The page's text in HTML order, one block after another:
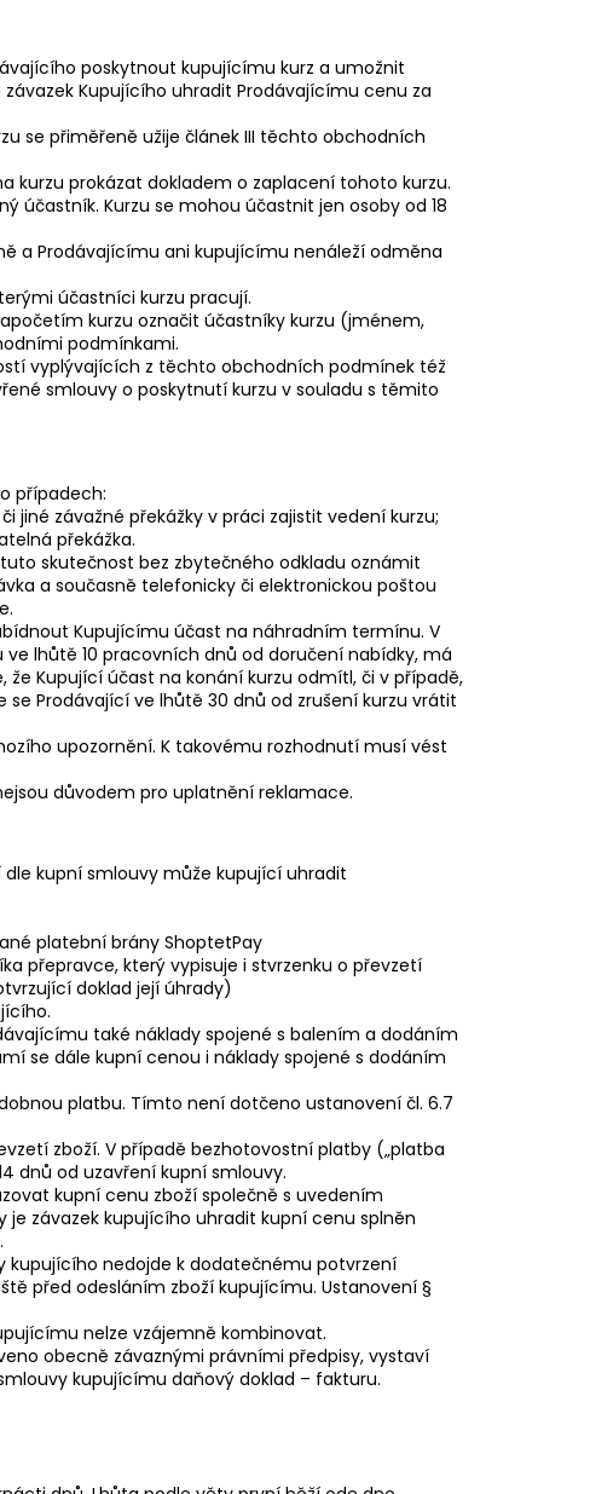
poskytnout kupujícímu kurz a umožnit
Kupujícího uhradit Prodávajícímu cenu za
se přiměřeně užije článek III těchto obchodních
kurzu prokázat dokladem o zaplacení tohoto kurzu.
účastník. Kurzu se mohou účastnit jen osoby od 18
a Prodávajícímu ani kupujícímu nenáleží odměna
účastníci kurzu pracují.
kurzu označit účastníky kurzu (jménem,
podmínkami.
vyplývajících z těchto obchodních podmínek též
smlouvy o poskytnutí kurzu v souladu s těmito
případech:
jiné závažné překážky v práci zajistit vedení kurzu;
překážka.
skutečnost bez zbytečného odkladu oznámit
a současně telefonicky či elektronickou poštou
Kupujícímu účast na náhradním termínu. V
lhůtě 10 pracovních dnů od doručení nabídky, má
Kupující účast na konání kurzu odmítl, či v případě,
Prodávající ve lhůtě 30 dnů od zrušení kurzu vrátit
upozornění. K takovému rozhodnutí musí vést
důvodem pro uplatnění reklamace.
kupní smlouvy může kupující uhradit
platební brány ShoptetPay
přepravce, který vypisuje i stvrzenku o převzetí
doklad její úhrady)
také náklady spojené s balením a dodáním
se dále kupní cenou i náklady spojené s dodáním
platbu. Tímto není dotčeno ustanovení čl. 6.7
zboží. V případě bezhotovostní platby („platba
dnů od uzavření kupní smlouvy.
kupní cenu zboží společně s uvedením
závazek kupujícího uhradit kupní cenu splněn
kupujícího nedojde k dodatečnému potvrzení
před odesláním zboží kupujícímu. Ustanovení §
nelze vzájemně kombinovat.
obecně závaznými právními předpisy, vystaví
kupujícímu daňový doklad – fakturu.